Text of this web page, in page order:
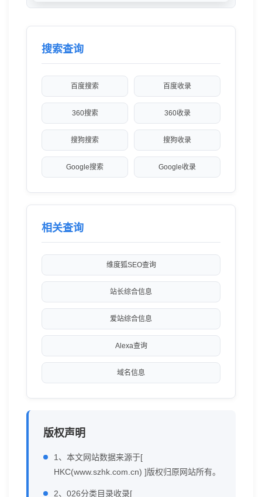
搜索查询
百度搜索 百度收录
360搜索 360收录
搜狗搜索 搜狗收录
Google搜索 Google收录
相关查询
维度狐SEO查询
站长综合信息
爱站综合信息
Alexa查询
域名信息
版权声明
1、本文网站数据来源于[
HKC(www.szhk.com.cn) ]版权归原网站所有。
2、026分类目录收录[